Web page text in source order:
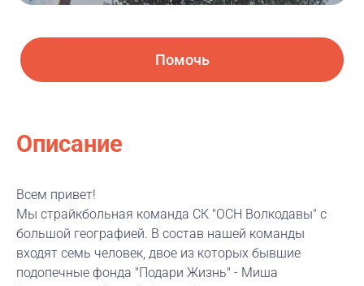
Помочь
Описание
Всем привет!
Мы страйкбольная команда СК "ОСН Волкодавы" с
большой географией. В состав нашей команды
входят семь человек, двое из которых бывшие
подопечные фонда "Подари Жизнь" - Миша